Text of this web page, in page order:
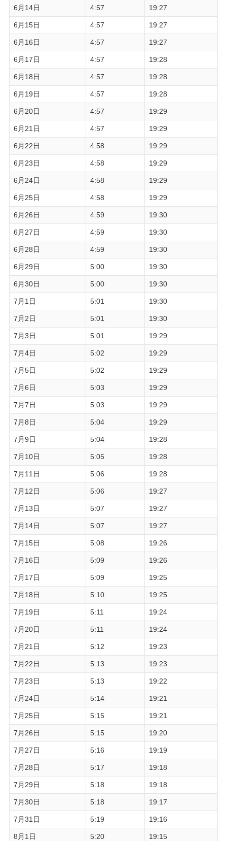
6月14日 4:57 19:27
6月15日 4:57 19:27
6月16日 4:57 19:27
6月17日 4:57 19:28
6月18日 4:57 19:28
6月19日 4:57 19:28
6月20日 4:57 19:29
6月21日 4:57 19:29
6月22日 4:58 19:29
6月23日 4:58 19:29
6月24日 4:58 19:29
6月25日 4:58 19:29
6月26日 4:59 19:30
6月27日 4:59 19:30
6月28日 4:59 19:30
6月29日 5:00 19:30
6月30日 5:00 19:30
7月1日 5:01 19:30
7月2日 5:01 19:30
7月3日 5:01 19:29
7月4日 5:02 19:29
7月5日 5:02 19:29
7月6日 5:03 19:29
7月7日 5:03 19:29
7月8日 5:04 19:29
7月9日 5:04 19:28
7月10日 5:05 19:28
7月11日 5:06 19:28
7月12日 5:06 19:27
7月13日 5:07 19:27
7月14日 5:07 19:27
7月15日 5:08 19:26
7月16日 5:09 19:26
7月17日 5:09 19:25
7月18日 5:10 19:25
7月19日 5:11 19:24
7月20日 5:11 19:24
7月21日 5:12 19:23
7月22日 5:13 19:23
7月23日 5:13 19:22
7月24日 5:14 19:21
7月25日 5:15 19:21
7月26日 5:15 19:20
7月27日 5:16 19:19
7月28日 5:17 19:18
7月29日 5:18 19:18
7月30日 5:18 19:17
7月31日 5:19 19:16
8月1日 5:20 19:15